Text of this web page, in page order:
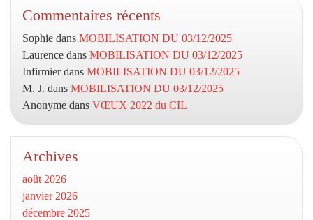
Commentaires récents
Sophie dans MOBILISATION DU 03/12/2025
Laurence dans MOBILISATION DU 03/12/2025
Infirmierdans MOBILISATION DU 03/12/2025
M. J. dans MOBILISATION DU 03/12/2025
Anonyme dans VŒUX 2022 du CIL
Archives
août 2026
janvier 2026
décembre 2025